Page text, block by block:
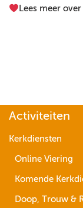
Lees meer
Activiteiten
Kerkdiensten
Online Viering
Komende
Doop, Trouw &